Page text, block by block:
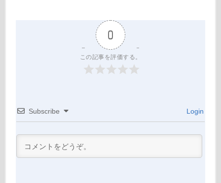
0
この記事を評価する。
Subscribe Login